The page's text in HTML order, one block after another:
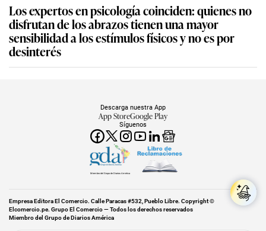
Los expertos en psicología coinciden: quienes no
disfrutan de los abrazos tienen una mayor
sensibilidad a los estímulos físicos y no es por
desinterés
Síguenos
Descarga nuestra App
App StoreGoogle Play
Miembro del Grupo de Diarios América
Empresa Editora El Comercio. Calle Paracas #532, Pueblo Libre. Copyright ©
Elcomercio.pe. Grupo El Comercio — Todos los derechos reservados
Miembro del Grupo de Diarios América